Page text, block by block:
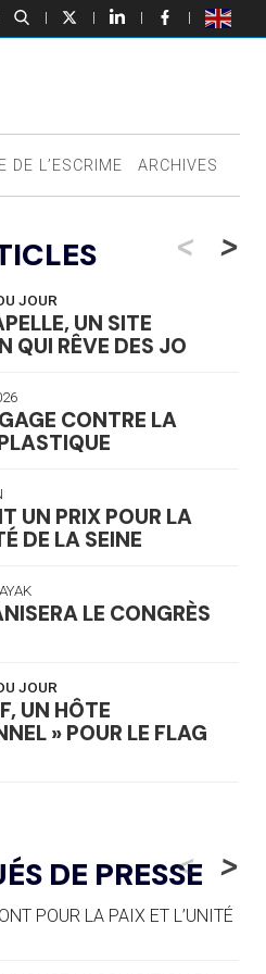
| | | |
DE L’ESCRIME ARCHIVES
<
JOUR
UN SITE
QUI RÊVE DES JO
CONTRE LA
UN PRIX POUR LA
DE LA SEINE
LE CONGRÈS
JOUR
UN HÔTE
» POUR LE FLAG
LA LUGE ALPINE
PAS FINI »
À BRISBANE SUR LA
>
DE PRESSE
<
POUR LA PAIX ET L’UNITÉ
>